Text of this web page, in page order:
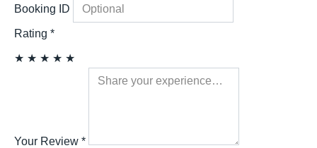
Booking ID
Rating *
★ ★ ★ ★ ★
Your Review *